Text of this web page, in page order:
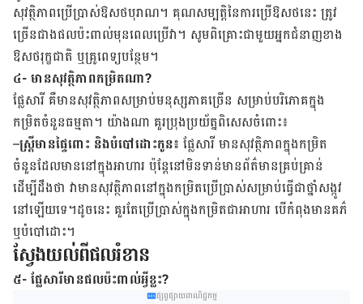
សុវត្ថិភាពប្រើ​ប្រាស់​ឱសថបុរាណ។ គុណ​សម្បត្តិ​នៃ​ការ​ប្រើ​ឱសថ​នេះ​ ​ត្រូវ​
ច្រើន​ជាង​ផល​ប៉ះពាល់​មុន​ពេល​ប្រើ​វា។ សូម​ពិគ្រោះ​ជាមួយ​អ្នក​ជំនាញ​ខាង​
ឱសថ​រុក្ខជាតិ ឬ​គ្រូពេទ្យ​បន្ថែម។
៤- មានសុវត្ថិភាពកម្រិតណា?
ផ្លែ​សារី​ គឺ​មាន​សុវត្ថិភាព​សម្រាប់​មនុស្ស​ភាគ​ច្រើន​ សម្រាប់​បរិភោគ​ក្នុង​
កម្រិត​ចំនួន​ធម្មតា។ យ៉ាង​ណា​​ គួរ​ប្រុង​ប្រយ័ត្ន​​ពិសេស​ចំពោះ៖
–ស្ត្រី​មាន​ផ្ទៃ​ពោះ ​និង​បំបៅ​ដោះ​កូន៖ ផ្លែ​សារី​ មាន​សុវត្ថិភាព​ក្នុង​កម្រិត​
ចំនួន​ដែល​មាន​នៅ​ក្នុង​អាហារ​ ប៉ុន្តែ​នៅ​មិន​ទាន់​មាន​ព័ត៌មាន​គ្រប់គ្រាន់ ​
ដើម្បី​ដឹង​ថា​ ​វា​មាន​សុវត្ថិភាព​នៅ​ក្នុង​កម្រិត​ប្រើប្រាស់​សម្រាប់​ធ្វើ​ជា​ថ្នាំ​សង្កូវ
នៅ​ឡើយ​ទេ។ដូចនេះ​ ​គួរ​តែ​ប្រើប្រាស់​ក្នុង​កម្រិត​ជា​អាហារ ​បើ​កំពុង​​មាន​គភ៌
​ឬ​បំបៅ​ដោះ។
ស្វែង​យល់​ពី​ផលរំខាន
៥- ផ្លែសារី​មាន​ផល​ប៉ះពាល់​អ្វី​ខ្លះ?
ផ្សព្វផ្សាយពាណិជ្ជកម្ម